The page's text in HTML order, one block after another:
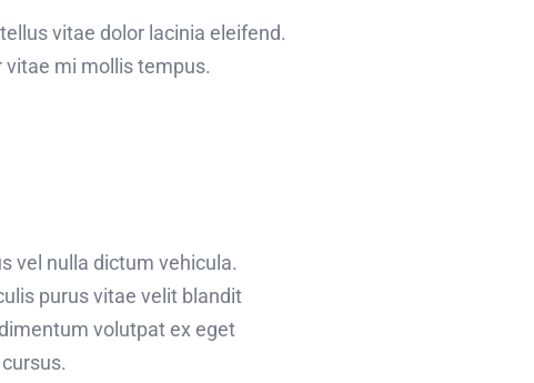
vitae dolor lacinia eleifend.
mi mollis tempus.
vel nulla dictum vehicula.
purus vitae velit blandit
volutpat ex eget